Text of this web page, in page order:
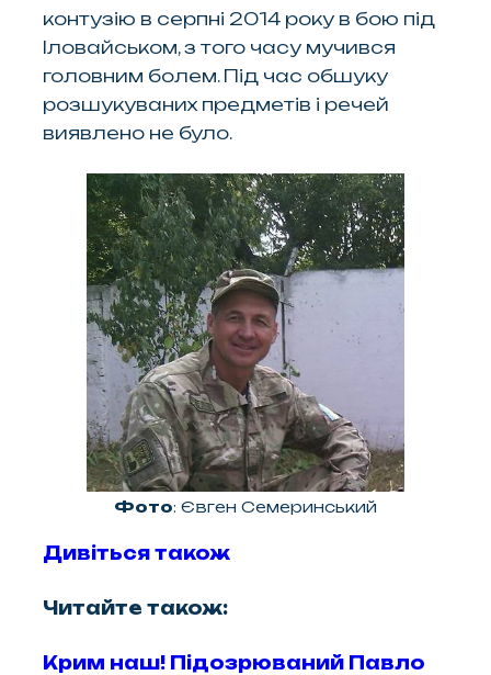
контузію в серпні 2014 року в бою під
Іловайськом, з того часу мучився
головним болем. Під час обшуку
розшукуваних предметів і речей
виявлено не було.
Фото: Євген Семеринський
Дивіться також
Читайте також:
Крим наш! Підозрюваний Павло